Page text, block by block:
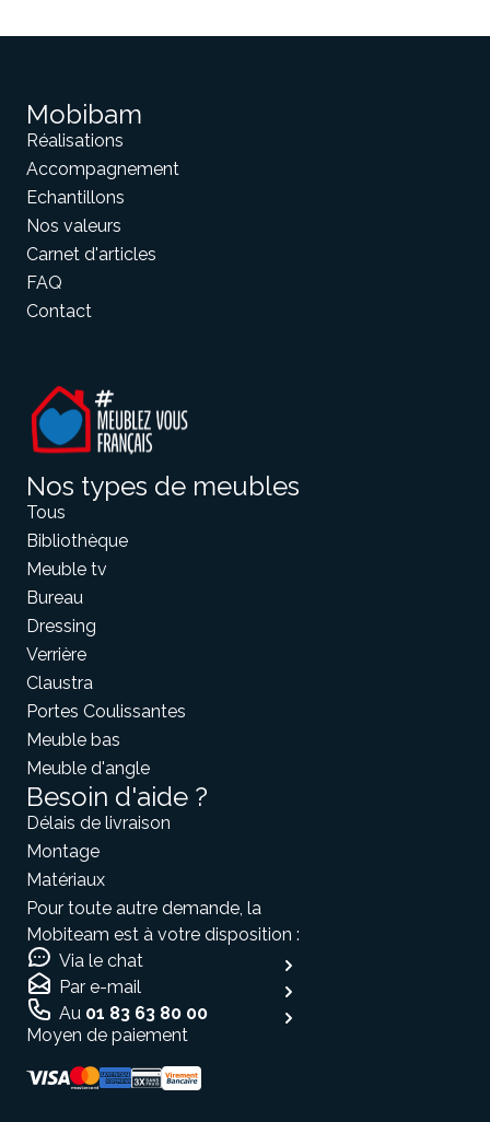
Mobibam
Réalisations
Accompagnement
Echantillons
Nos valeurs
Carnet d'articles
FAQ
Contact
Nos types de meubles
Tous
Bibliothèque
Meuble tv
Bureau
Dressing
Verrière
Claustra
Portes Coulissantes
Meuble bas
Meuble d'angle
Besoin d'aide ?
Délais de livraison
Montage
Matériaux
Pour toute autre demande, la
Mobiteam est à votre disposition :
Via le chat
Par e-mail
Au 01 83 63 80 00
Moyen de paiement
Salut c'est nous...